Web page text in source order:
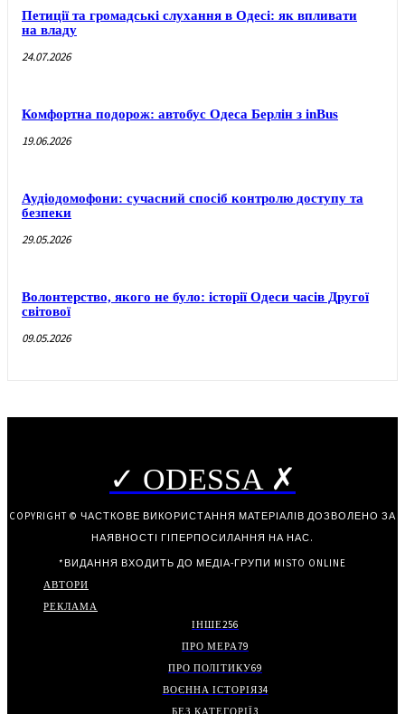
Петиції та громадські слухання в Одесі: як впливати
на владу
24.07.2026
Комфортна подорож: автобус Одеса Берлін з inBus
19.06.2026
Аудіодомофони: сучасний спосіб контролю доступу та
безпеки
29.05.2026
Волонтерство, якого не було: історії Одеси часів Другої
світової
09.05.2026
✓ ODESSA ✗
COPYRIGHT © ЧАСТКОВЕ ВИКОРИСТАННЯ МАТЕРІАЛІВ ДОЗВОЛЕНО ЗА
НАЯВНОСТІ ГІПЕРПОСИЛАННЯ НА НАС.
*ВИДАННЯ ВХОДИТЬ ДО МЕДІА-ГРУПИ MISTO ONLINE
АВТОРИ
РЕКЛАМА
ІНШЕ256
ПРО МЕРА79
ПРО ПОЛІТИКУ69
ВОЄННА ІСТОРІЯ34
БЕЗ КАТЕГОРІЇ3